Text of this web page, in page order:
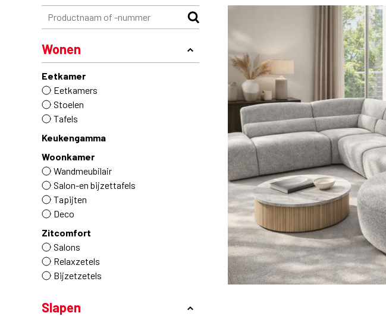
Wonen
Eetkamer
Eetkamers
Stoelen
Tafels
Keukengamma
Woonkamer
Wandmeubilair
Salon-en bijzettafels
Tapijten
Deco
Zitcomfort
Salons
Relaxzetels
Bijzetzetels
Slapen